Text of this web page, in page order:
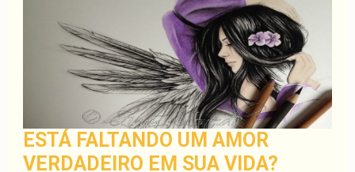
ESTÁ FALTANDO UM AMOR
VERDADEIRO EM SUA VIDA?